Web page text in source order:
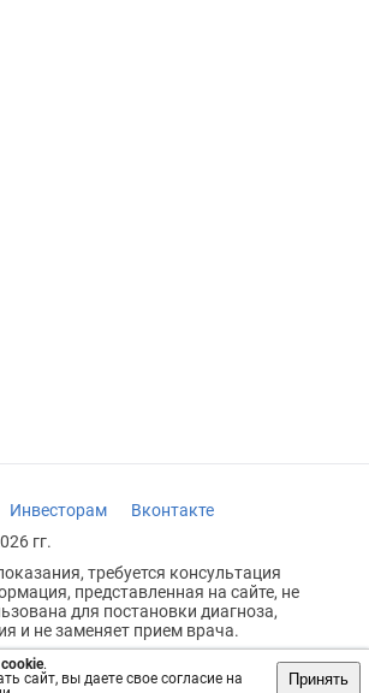
cookie.
сайт, вы даете свое согласие на
Принять
Инвесторам
Вконтакте
гг.
требуется консультация
представленная на сайте, не
для постановки диагноза,
и не заменяет прием врача.
18+